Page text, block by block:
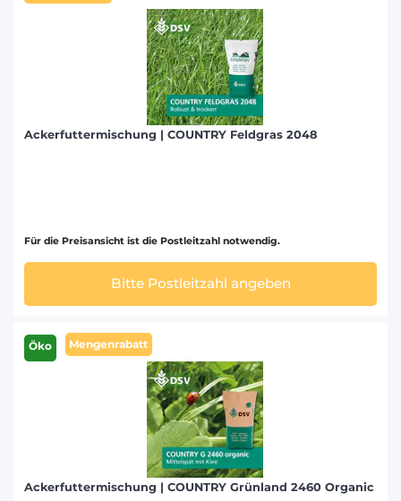
Ackerfuttermischung | COUNTRY Feldgras 2048
Für die Preisansicht ist die Postleitzahl notwendig.
Bitte Postleitzahl angeben
Öko Mengenrabatt
Ackerfuttermischung | COUNTRY Grünland 2460 Organic